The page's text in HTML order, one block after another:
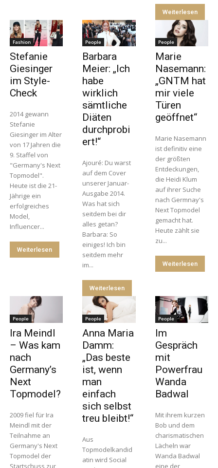
Weiterlesen
Fashion
Stefanie
Giesinger
im Style-
Check
2014 gewann
Stefanie
Giesinger im Alter
von 17 Jahren die
9. Staffel von
"Germany's Next
Topmodel".
Heute ist die 21-
Jährige ein
erfolgreiches
Model,
Influencer...
Weiterlesen
People
Barbara
Meier: „Ich
habe
wirklich
sämtliche
Diäten
durchprobi
ert!“
Ajouré: Du warst
auf dem Cover
unserer Januar-
Ausgabe 2014.
Was hat sich
seitdem bei dir
alles getan?
Barbara: So
einiges! Ich bin
seitdem mehr
im...
Weiterlesen
People
Marie
Nasemann:
„GNTM hat
mir viele
Türen
geöffnet“
Marie Nasemann
ist definitiv eine
der größten
Entdeckungen,
die Heidi Klum
auf ihrer Suche
nach Germnay's
Next Topmodel
gemacht hat.
Heute zählt sie
zu...
Weiterlesen
People
Ira Meindl
– Was kam
nach
Germany’s
Next
Topmodel?
2009 fiel für Ira
Meindl mit der
Teilnahme an
Germany's Next
Topmodel der
Startschuss zur
People
Anna Maria
Damm:
„Das beste
ist, wenn
man
einfach
sich selbst
treu bleibt!“
Aus
Topmodelkandid
atin wird Social
People
Im
Gespräch
mit
Powerfrau
Wanda
Badwal
Mit ihrem kurzen
Bob und dem
charismatischen
Lächeln war
Wanda Badwal
eine der